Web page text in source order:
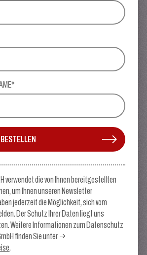
verwendet die von Ihnen bereitgestellten
um Ihnen unseren Newsletter
jederzeit die Möglichkeit, sich vom
Der Schutz Ihrer Daten liegt uns
Weitere Informationen zum Datenschutz
finden Sie unter
.